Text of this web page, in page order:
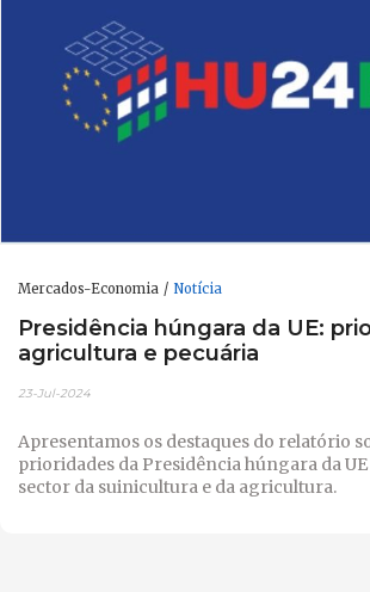
Mercados-Economia Notícia
Presidência húngara da UE:
agricultura e pecuária
23-Jul-2024
Apresentamos os destaques do relatório
prioridades da Presidência húngara da
sector da suinicultura e da agricultura.